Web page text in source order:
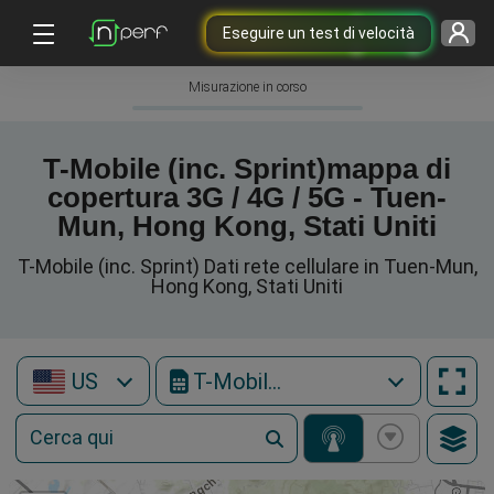
Eseguire un test di velocità
Misurazione in corso
T-Mobile (inc. Sprint)mappa di
copertura 3G / 4G / 5G - Tuen-
Mun, Hong Kong, Stati Uniti
T-Mobile (inc. Sprint) Dati rete cellulare in Tuen-Mun,
Hong Kong, Stati Uniti
US T-Mobile (inc. Sprint)